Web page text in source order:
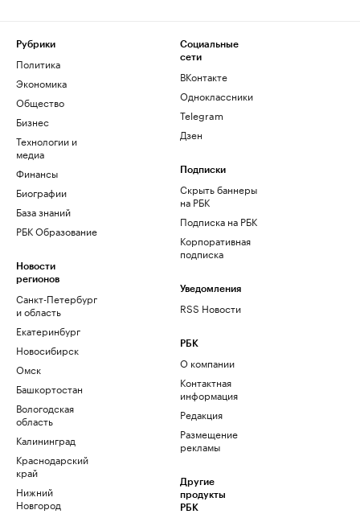
Рубрики
Политика
Экономика
Общество
Бизнес
Технологии и
медиа
Финансы
Биографии
База знаний
РБК Образование
Новости
регионов
Санкт-Петербург
и область
Екатеринбург
Новосибирск
Омск
Башкортостан
Вологодская
область
Калининград
Краснодарский
край
Нижний
Новгород
Социальные
сети
ВКонтакте
Одноклассники
Telegram
Дзен
Подписки
Скрыть баннеры
на РБК
Подписка на РБК
Корпоративная
подписка
Уведомления
RSS Новости
РБК
О компании
Контактная
информация
Редакция
Размещение
рекламы
Другие
продукты
РБК